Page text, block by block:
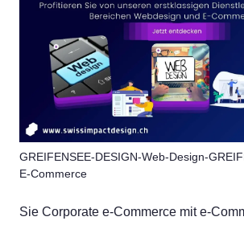
GREIFENSEE-DESIGN-Web-Design-
E-Commerce
Sie Corporate e-Commerce mit e-